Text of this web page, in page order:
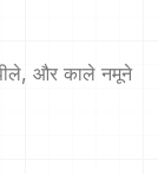
और काले नमूने